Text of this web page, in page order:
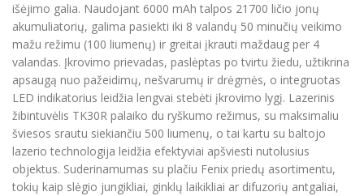
išėjimo galia. Naudojant 6000 mAh talpos 21700 ličio jonų
akumuliatorių, galima pasiekti iki 8 valandų 50 minučių veikimo
mažu režimu (100 liumenų) ir greitai įkrauti maždaug per 4
valandas. Įkrovimo prievadas, paslėptas po tvirtu žiedu, užtikrina
apsaugą nuo pažeidimų, nešvarumų ir drėgmės, o integruotas
LED indikatorius leidžia lengvai stebėti įkrovimo lygį. Lazerinis
žibintuvėlis TK30R palaiko du ryškumo režimus, su maksimaliu
šviesos srautu siekiančiu 500 liumenų, o tai kartu su baltojo
lazerio technologija leidžia efektyviai apšviesti nutolusius
objektus. Suderinamumas su plačiu Fenix priedų asortimentu,
tokių kaip slėgio jungikliai, ginklų laikikliai ar difuzorių antgaliai,